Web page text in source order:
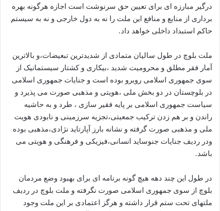
درگیر مبارزه ای برای تعیین حق سرنوشت است اجازه هرگونه بهره
برداری از منابع و منافع این ملت را نه به دول خارجی و نه به سیستم
حاکم استبداد داخلی خواهد داد.
ملت بلوچ در طول سالیان متمادی از شدیدترین تبعیضات،و بالاترین
آمار فقر مطلق و محرومیت شدید ،بیکاری و کشتار سیستمانیک از
سوی جمهوری اسلامی روبرو بوده است و جنایات جمهوری اسلامی
در بلوچستان در دو بخش ملی ،هویتی و مذهبی صورت می پذیرد و
سیاست جمهوری اسلامی بر پایه فقیر سازی ، طرد و به حاشیه
راندن و بر هم زدن ترکیب جمعیتی،تجزیه سرزمینی و نابودی هویت
ملی و مذهبی صورت گرفته و نشانه بارز آپارتاید نژادی،مذهبی بوده
ودر ردیف جنایات جنوساید انسانی،فیزیکی و فرهنگی و هویتی می
باشد.
در طول این چند دهه هیچ گونه برنامه ای برای بهبود وضع مردمان
بلوچ از سوی جمهوری اسلامی صورت نگرفته و ملت بلوچ در ردیف
ملتهای تحت ستم قرار داشته و هرگز اعتمادی بر این ملت وجود